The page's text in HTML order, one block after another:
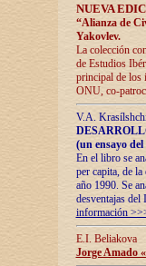
NUEVA
“Alianza de
Yakovlev.
La colección
de Estudios
principal de los
ONU, co-
V.A.
(un ensayo
En el libro se
per capita, de
año 1990. Se
desventajas
información
E.I. Beliakova
Jorge Amado